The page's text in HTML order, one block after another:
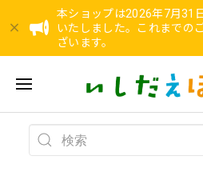
本ショップは2026年7月31
いたしました。これまでの
ざいます。